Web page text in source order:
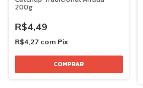
200g
R$4,49
R$4,27 com Pix